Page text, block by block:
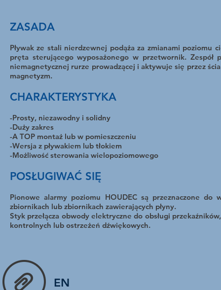
ZASADA
Pływak ze stali nierdzewnej podąża za zmianami poziomu
pręta sterującego wyposażonego w przetwornik.
niemagnetycznej rurze prowadzącej i aktywuje się przez
magnetyzm.
CHARAKTERYSTYKA
-Prosty, niezawodny i solidny
-Duży zakres
-A TOP montaż lub w pomieszczeniu
-Wersja z pływakiem lub tłokiem
-Możliwość sterowania wielopoziomowego
POSŁUGIWAĆ SIĘ
Pionowe alarmy poziomu HOUDEC są przeznaczone do
zbiornikach lub zbiornikach zawierających płyny.
Styk przełącza obwody elektryczne do obsługi
kontrolnych lub ostrzeżeń dźwiękowych.
EN